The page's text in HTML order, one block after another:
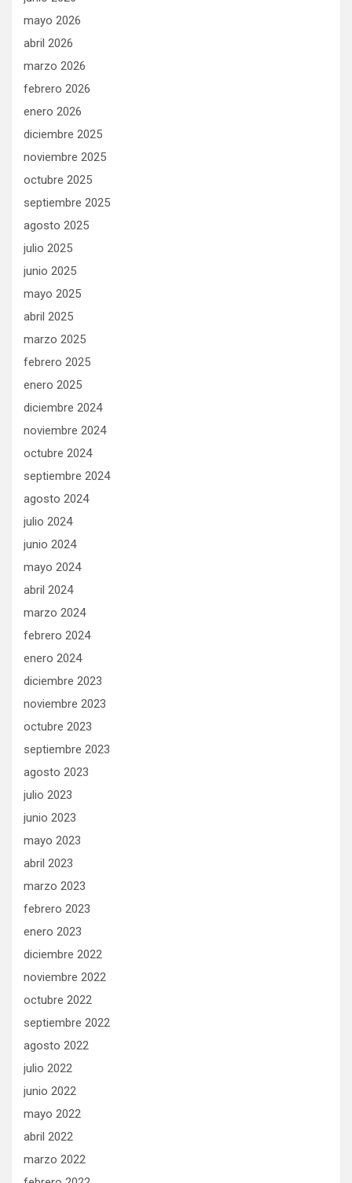
mayo 2026
abril 2026
marzo 2026
febrero 2026
enero 2026
diciembre 2025
noviembre 2025
octubre 2025
septiembre 2025
agosto 2025
julio 2025
junio 2025
mayo 2025
abril 2025
marzo 2025
febrero 2025
enero 2025
diciembre 2024
noviembre 2024
octubre 2024
septiembre 2024
agosto 2024
julio 2024
junio 2024
mayo 2024
abril 2024
marzo 2024
febrero 2024
enero 2024
diciembre 2023
noviembre 2023
octubre 2023
septiembre 2023
agosto 2023
julio 2023
junio 2023
mayo 2023
abril 2023
marzo 2023
febrero 2023
enero 2023
diciembre 2022
noviembre 2022
octubre 2022
septiembre 2022
agosto 2022
julio 2022
junio 2022
mayo 2022
abril 2022
marzo 2022